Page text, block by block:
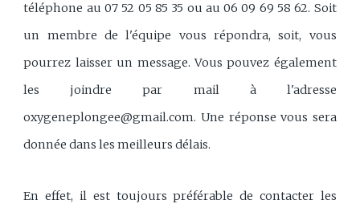
téléphone au 07 52 05 85 35 ou au 06 09 69 58 62. Soit
un membre de l'équipe vous répondra, soit, vous
pourrez laisser un message. Vous pouvez également
les joindre par mail à l'adresse
oxygeneplongee@gmail.com. Une réponse vous sera
donnée dans les meilleurs délais.
En effet, il est toujours préférable de contacter les